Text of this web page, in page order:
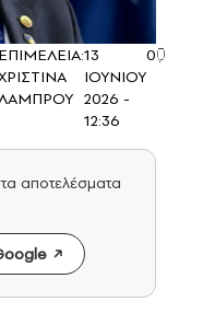
ΕΠΙΜΕΛΕΙΑ:13
ΙΟΥΝΙΟΥ
2026 -
12:36
0
αποτελέσματα